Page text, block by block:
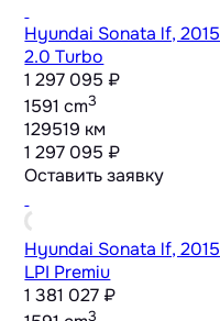
Hyundai Sonata lf, 2015
2.0 Turbo
1 297 095 ₽
1591 cm3
129519 км
1 297 095 ₽
Оставить заявку
Hyundai Sonata lf, 2015
LPI Premiu
1 381 027 ₽
3